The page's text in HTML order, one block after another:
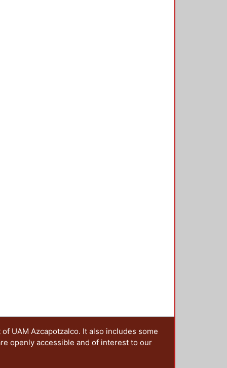
UAM Azcapotzalco. It also includes some
openly accessible and of interest to our